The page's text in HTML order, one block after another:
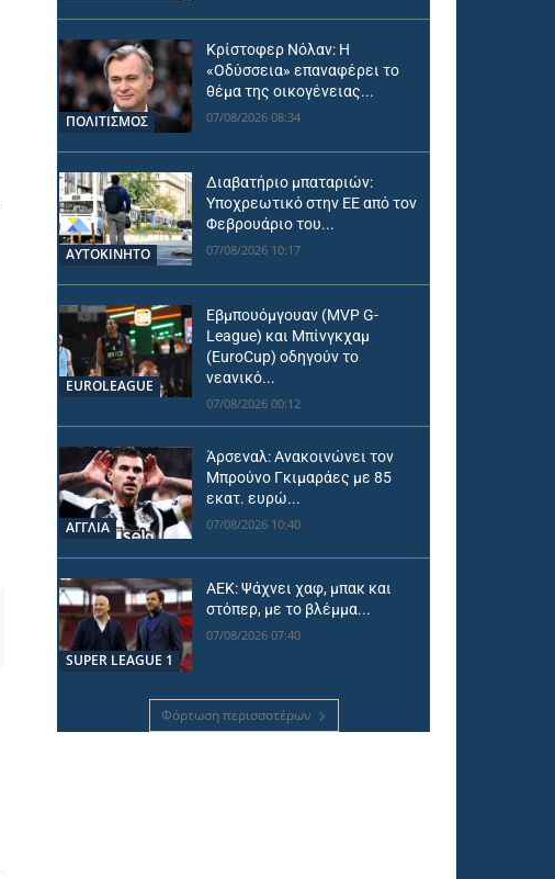
ΠΟΛΙΤΙΣΜΟΣ
Κρίστοφερ Νόλαν: Η
«Οδύσσεια» επαναφέρει το
θέμα της οικογένειας...
07/08/2026 08:34
ΑΥΤΟΚΙΝΗΤΟ
Διαβατήριο μπαταριών:
Υποχρεωτικό στην ΕΕ από τον
Φεβρουάριο του...
07/08/2026 10:17
EUROLEAGUE
Εβμπουόμγουαν (MVP G-
League) και Μπίνγκχαμ
(EuroCup) οδηγούν το
νεανικό...
07/08/2026 00:12
ΑΓΓΛΙΑ
Άρσεναλ: Ανακοινώνει τον
Μπρούνο Γκιμαράες με 85
εκατ. ευρώ...
07/08/2026 10:40
SUPER LEAGUE 1
ΑΕΚ: Ψάχνει χαφ, μπακ και
στόπερ, με το βλέμμα...
07/08/2026 07:40
Φόρτωση περισσοτέρων